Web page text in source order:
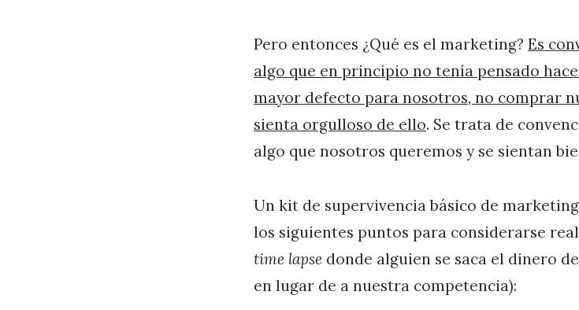
Pero entonces ¿Qué es el marketing? Es
algo que en principio no tenía pensado
mayor defecto para nosotros, no comprar
sienta orgulloso de ello. Se trata de
algo que nosotros queremos y se sientan
Un kit de supervivencia básico de
los siguientes puntos para considerarse
time lapse donde alguien se saca el dinero
en lugar de a nuestra competencia):